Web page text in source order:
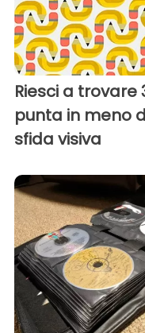
Riesci a
punta in meno
sfida visiva